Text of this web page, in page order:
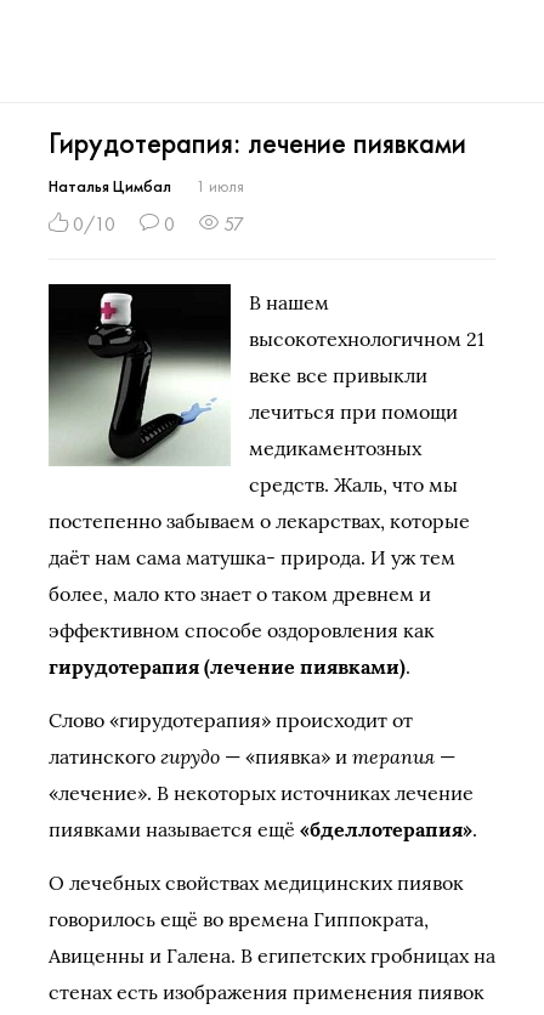
Гирудотерапия: лечение пиявками
Наталья Цимбал 1 июля
0/10 0 57
В нашем
высокотехнологичном 21
веке все привыкли
лечиться при помощи
медикаментозных
средств. Жаль, что мы
постепенно забываем о лекарствах, которые
даёт нам сама матушка- природа. И уж тем
более, мало кто знает о таком древнем и
эффективном способе оздоровления как
гирудотерапия (лечение пиявками).
Слово «гирудотерапия» происходит от
латинского гирудо — «пиявка» и терапия —
«лечение». В некоторых источниках лечение
пиявками называется ещё «бделлотерапия».
О лечебных свойствах медицинских пиявок
говорилось ещё во времена Гиппократа,
Авиценны и Галена. В египетских гробницах на
стенах есть изображения применения пиявок